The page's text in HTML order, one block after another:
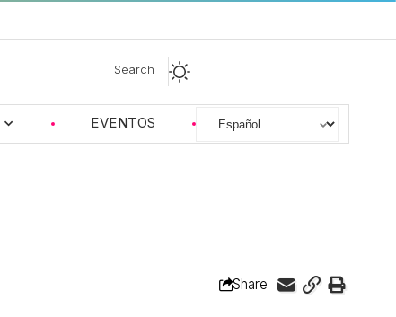
Search
EVENTOS
Share